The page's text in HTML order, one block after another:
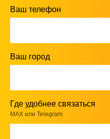
Ваш телефон
Ваш город
Где удобнее связаться
MAX или Telegram